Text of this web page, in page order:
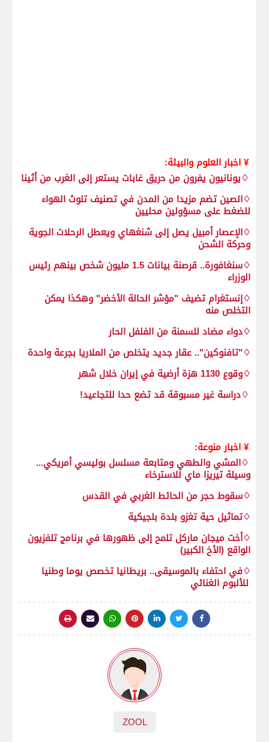
¥ اخبار العلوم والبيئة:
♢يونانيون يفرون من حريق غابات يستعر إلى الغرب من أثينا
♢الصين تضم مزيدا من المدن في تصنيف تلوث الهواء
للضغط على مسؤولين محليين
♢الإعصار أمبيل يصل إلى شنغهاي ويعطل الرحلات الجوية
وحركة الشحن
♢سنغافورة.. قرصنة بيانات 1.5 مليون شخص بينهم رئيس
الوزراء
♢إنستغرام تضيف "مؤشر الحالة الأخضر" وهكذا يمكن
التخلص منه
♢دواء مضاد للسمنة من الفلفل الحار
♢"تافنوكين".. عقار جديد يتخلص من الملاريا بجرعة واحدة
♢وقوع 1130 هزة أرضية في إيران خلال شهر
♢دراسة غير مسبوقة قد تضع حدا للتجاعيد!
¥ اخبار منوعة:
♢المشي والطهي ومتابعة مسلسل بوليسي أمريكي...
وسيلة تيريزا ماي للاسترخاء
♢سقوط حجر من الحائط الغربي في القدس
♢تماثيل حية تغزو بلدة بلجيكية
♢أخت ميجان ماركل تلمح إلى ظهورها في برنامج تلفزيون
الواقع (الأخ الكبير)
♢في احتفاء بالموسيقى.. بريطانيا تخصص يوما وطنيا
للألبوم الغنائي
ZOOL